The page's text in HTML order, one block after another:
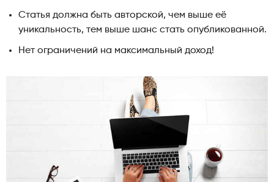
Статья должна быть авторской, чем выше её
уникальность, тем выше шанс стать опубликованной.
Нет ограничений на максимальный доход!